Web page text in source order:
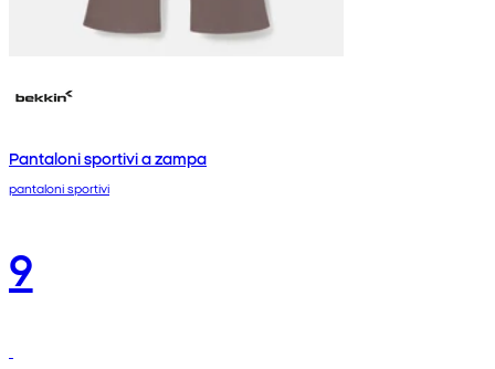
Pantaloni sportivi a zampa
pantaloni sportivi
9